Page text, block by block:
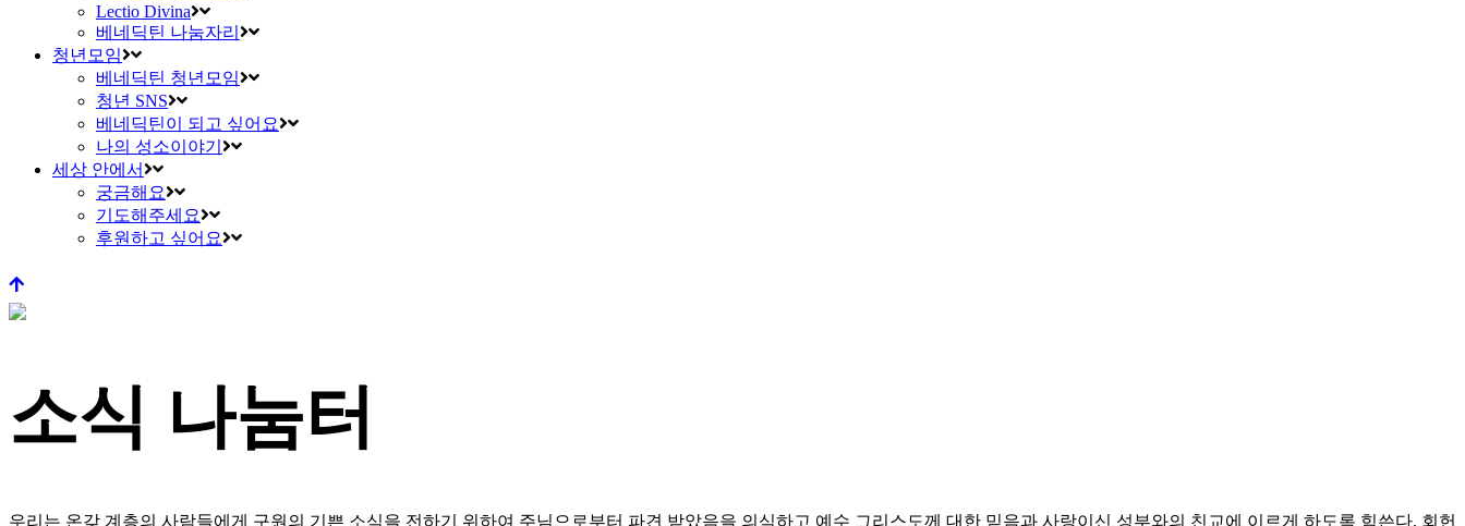
Lectio Divina
베네딕틴 나눔자리
청년모임
베네딕틴 청년모임
청년 SNS
베네딕틴이 되고 싶어요
나의 성소이야기
세상 안에서
궁금해요
기도해주세요
후원하고 싶어요
소식 나눔터
우리는 온갖 계층의 사람들에게 구원의 기쁜 소식을 전하기 위하여 주님으로부터 파견 받았음을 의식하고 예수 그리스도께 대한 믿음과 사랑이신 성부와의 친교에 이르게 하도록 힘쓴다. 회헌